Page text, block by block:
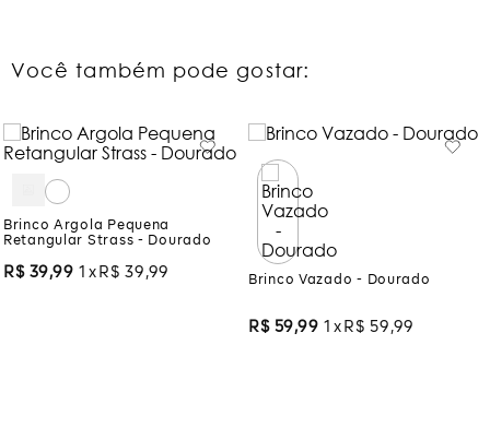
Você também pode gostar:
Brinco Argola Pequena
Retangular Strass - Dourado
R$ 39,99 1 R$ 39 ,99 Brinco Vazado - Dourado
R$ 59,99 1 R$ 59 ,99